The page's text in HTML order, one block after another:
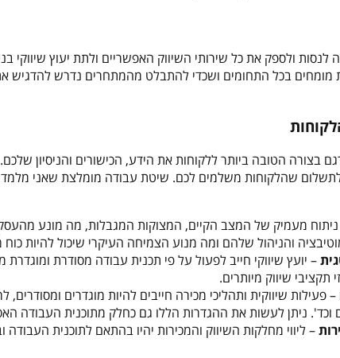
לנסות ולספק את כל שירותי השיווק האפשריים ולתת יעוץ שיווקי
מומחים בכל התחומים ושכדי להתבלט מהמתחרים נדרש להדגיש את
בצורה הטובה ביותר ללקוחות את הידע, הכישורים והניסיון שלכם.
שהלקוחות משלמים לכם. שיטת עבודה מומלצת שאני מלמד
מעמיק של המצב הקיים, המצוקות המגבלות, מה מונע
והניהול שלהם ומה מנוע הצמיחה העיקרי שיכול להיות כוח
– יועץ שיווקי חייב לפעול על פי תכנית עבודה מסודרת
תקציבי שיווק מיותרים.
– פעילות שיווקית ותהליכי מכירה חייבים להיות מוגדרים ומסודרים,
וכד'. ניתן לעשות את ההגדרות הללו גם כחלק מתוכנית העבודה
– ליווי מחלקות השיווק והמכירות יהיו בהתאם לתוכנית